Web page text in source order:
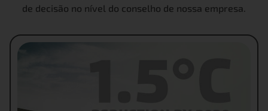
de decisão no nível do conselho de nossa empresa.